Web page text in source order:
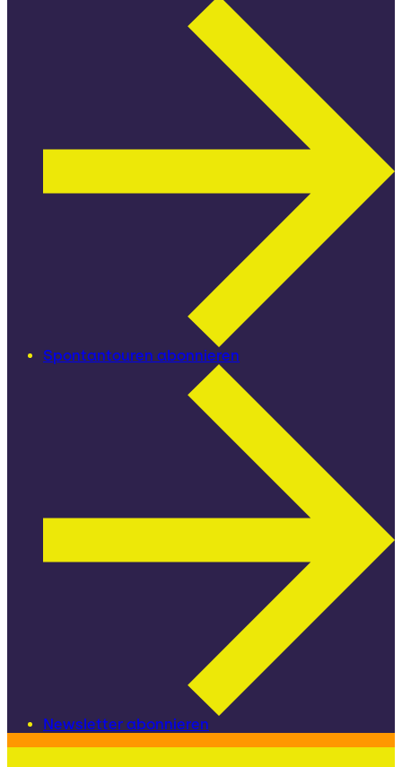
Spontantouren abonnieren
Newsletter abonnieren